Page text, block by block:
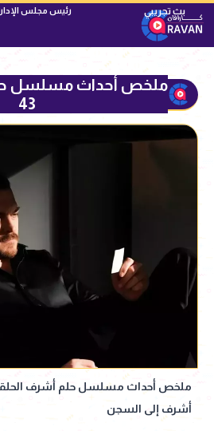
رئيس مجلس
ملخص أحداث مسلسل
43
أشرف إلى السجن